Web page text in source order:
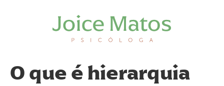
O que é hierarquia